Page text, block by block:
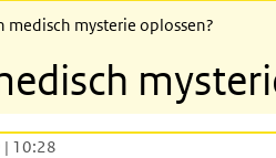
medisch mysterie oplossen?
10:28